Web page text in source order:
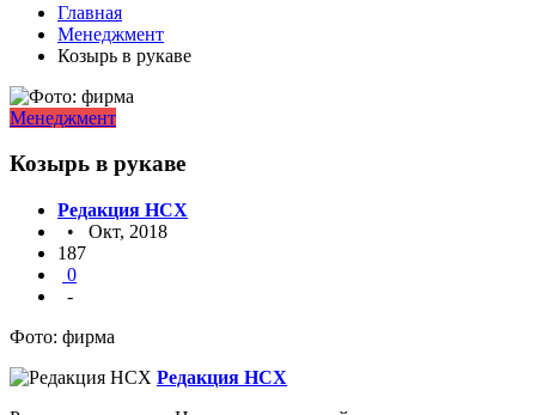
Главная
Менеджмент
Козырь в рукаве
Менеджмент
Козырь в рукаве
Редакция НСХ
• Окт, 2018
187
0
-
Фото: фирма
Редакция НСХ